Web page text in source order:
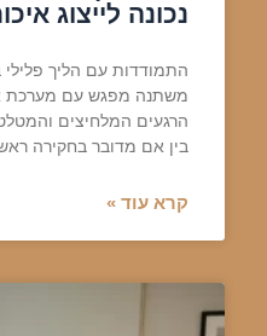
נכונה לייצוג
התמודדות עם הליך
משתנה מפגש עם מערכת
הרגעים המלחיצים
בין אם מדובר בחקירה
קרא עוד »